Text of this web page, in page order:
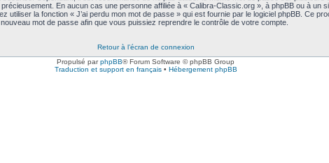
En aucun cas une personne affiliée à « Calibra-Classic.org », à phpBB ou à un
la fonction « J’ai perdu mon mot de passe » qui est fournie par le logiciel phpBB. Ce
mot de passe afin que vous puissiez reprendre le contrôle de votre compte.
Retour à l’écran de connexion
Propulsé parphpBB® Forum Software © phpBB Group
Traduction et support en français• Hébergement phpBB